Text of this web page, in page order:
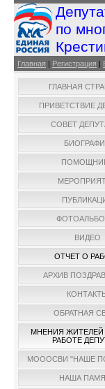
по
Главная | Регистрация |
ГЛАВНАЯ
ПРИВЕТСТВИЕ
СОВЕТ
ВИДЕО
ОТЧЕТ О
АРХИВ
ОБРАТНАЯ
МНЕНИЯ ЖИТЕЛЕЙ
РАБОТЕ
МОООСВИ "НАШЕ
НАША